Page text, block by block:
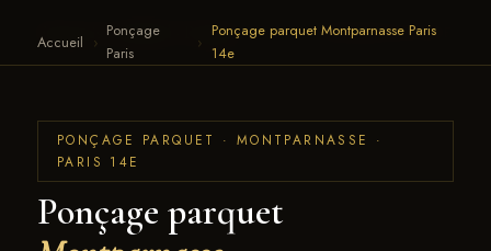
François Gaillard · Parquet ← RETOUR AU SITE
Accueil ›
Ponçage
Paris
›
Ponçage parquet Montparnasse Paris
14e
PONÇAGE PARQUET · MONTPARNASSE ·
PARIS 14E
Ponçage parquet